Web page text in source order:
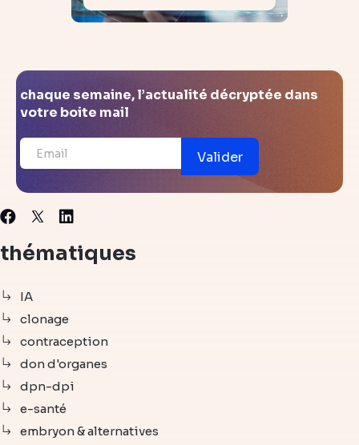
chaque semaine, l’actualité décryptée dans
votre boite mail
Valider
Facebook
X Linkedin
thématiques
IA
clonage
contraception
don d'organes
dpn-dpi
e-santé
embryon & alternatives